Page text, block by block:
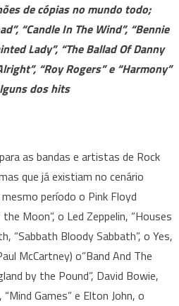
John:
Há
46
anos
Brick
Road”
projetava
carreira
do
cantor
para
o
de cópias no mundo todo;
“Candle In The Wind”, “Bennie
Lady”, “The Ballad Of Danny
“Roy Rogers” e “Harmony”
dos hits
as bandas e artistas de Rock
que já existiam no cenário
período o Pink Floyd
Moon”, o Led Zeppelin, “Houses
“Sabbath Bloody Sabbath”, o Yes,
McCartney) o”Band And The
by the Pound”, David Bowie,
“Mind Games” e Elton John, o